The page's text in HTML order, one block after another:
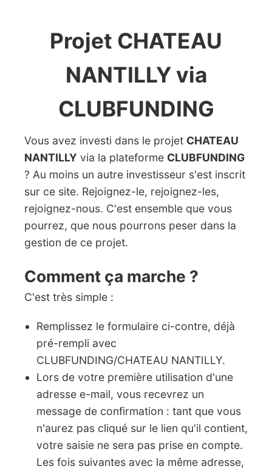
Projet CHATEAU
NANTILLY via
CLUBFUNDING
Vous avez investi dans le projet CHATEAU
NANTILLY via la plateforme CLUBFUNDING
? Au moins un autre investisseur s'est inscrit
sur ce site. Rejoignez-le, rejoignez-les,
rejoignez-nous. C'est ensemble que vous
pourrez, que nous pourrons peser dans la
gestion de ce projet.
Comment ça marche ?
C'est très simple :
Remplissez le formulaire ci-contre, déjà
pré-rempli avec
CLUBFUNDING/CHATEAU NANTILLY.
Lors de votre première utilisation d'une
adresse e-mail, vous recevrez un
message de confirmation : tant que vous
n'aurez pas cliqué sur le lien qu'il contient,
votre saisie ne sera pas prise en compte.
Les fois suivantes avec la même adresse,